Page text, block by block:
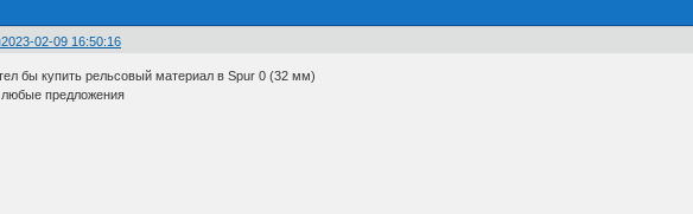
2023-02-09 16:50:16
бы купить рельсовый материал в Spur 0 (32 мм)
предложения